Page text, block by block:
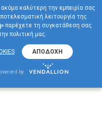
EN
την
Υπηρεσία
εξοπλισμού
καλύτερη την εμπειρία σας
λειτουργία της
παρέχετε τη συγκατάθεση σας
πολιτική μας.
ΑΠΟΔΟΧΗ
by